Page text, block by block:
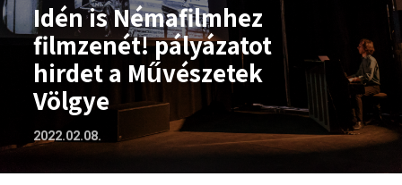
Idén is Némafilmhez
filmzenét! pályázatot
hirdet a Művészetek
Völgye
2022.02.08.